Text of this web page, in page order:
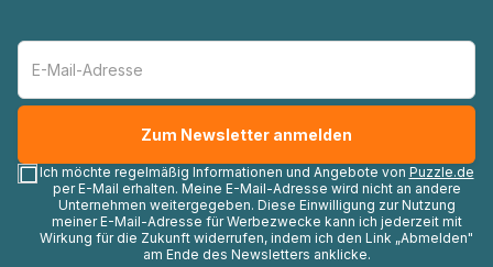
Ich möchte regelmäßig Informationen und Angebote von Puzzle.de
per E-Mail erhalten. Meine E-Mail-Adresse wird nicht an andere
Unternehmen weitergegeben. Diese Einwilligung zur Nutzung
meiner E-Mail-Adresse für Werbezwecke kann ich jederzeit mit
Wirkung für die Zukunft widerrufen, indem ich den Link „Abmelden"
am Ende des Newsletters anklicke.